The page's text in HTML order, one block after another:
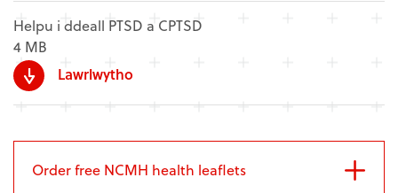
Helpu i ddeall PTSD a CPTSD
4 MB
Lawrlwytho
Order free NCMH health leaflets